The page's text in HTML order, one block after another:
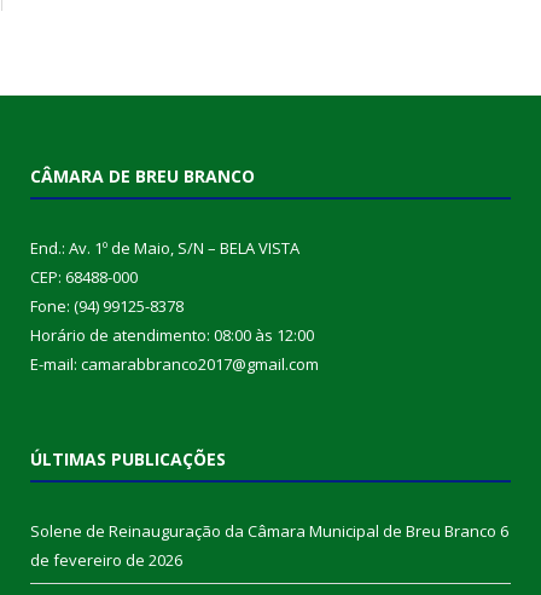
CÂMARA DE BREU BRANCO
End.: Av. 1º de Maio, S/N – BELA VISTA
CEP: 68488-000
Fone: (94) 99125-8378
Horário de atendimento: 08:00 às 12:00
E-mail: camarabbranco2017@gmail.com
ÚLTIMAS PUBLICAÇÕES
Solene de Reinauguração da Câmara Municipal de Breu Branco 6
de fevereiro de 2026